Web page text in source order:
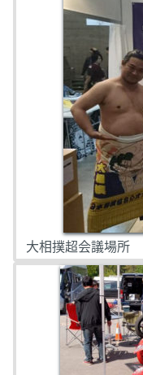
大相撲超会議場所